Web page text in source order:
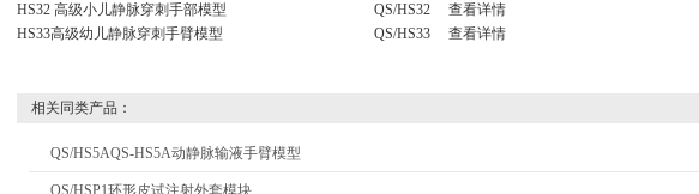
HS32 高级小儿静脉穿刺手部模型
QS/HS32
查看详情
HS33高级幼儿静脉穿刺手臂模型
QS/HS33 查看详情
相关同类产品：
QS/HS5AQS-HS5A动静脉输液手臂模型
QS/HSP1环形皮试注射外套模块